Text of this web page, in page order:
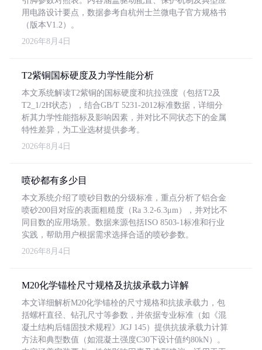
用电路设计要点，数据参考自杭州士兰微电子官方规格书
（版本V1.2）。
2026年8月4日
T2紫铜国标硬度及力学性能分析
本文系统解读T2紫铜的国标硬度和抗拉强度（包括T2及
T2_1/2H状态），结合GB/T 5231-2012标准数据，详细分
析其力学性能指标及影响因素，并对比不同状态下的金属
特性差异，为工业选材提供参考。
2026年8月4日
喷砂都有多少目
本文系统介绍了喷砂目数的分级标准，重点分析了铝合金
喷砂200目对应的表面粗糙度（Ra 3.2-6.3μm），并对比不
同目数的应用场景。数据来源包括ISO 8503-1标准和行业
实践，帮助用户根据需求选择合适的喷砂参数。
2026年8月4日
M20化学锚栓尺寸规格及抗拔承载力详解
本文详细解析M20化学锚栓的尺寸规格和抗拔承载力，包
括螺杆直径、钻孔尺寸等参数，并依据专业标准（如《混
凝土结构后锚固技术规程》JGJ 145）提供抗拔承载力计算
方法和典型数值（如混凝土强度C30下设计值约80kN）。